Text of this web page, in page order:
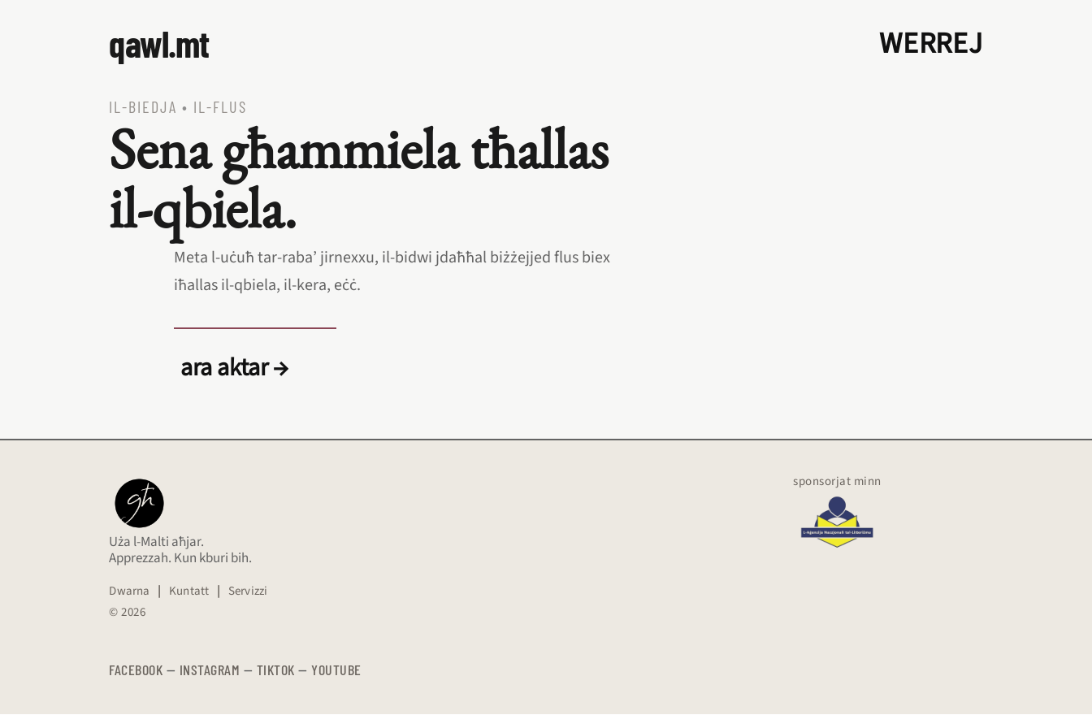
qawl.mt WERREJ
IL‑BIEDJA • IL‑FLUS
Sena għammiela tħallas
il‑qbiela.
Meta l‑uċuħ tar‑raba’ jirnexxu, il‑bidwi jdaħħal biżżejjed flus biex
iħallas il‑qbiela, il‑kera, eċċ.
ara aktar →
Uża l-Malti aħjar.
Apprezzah. Kun kburi bih.
Dwarna | Kuntatt | Servizzi
© 2026
FACEBOOK — INSTAGRAM — TIKTOK — YOUTUBE
sponsorjat minn